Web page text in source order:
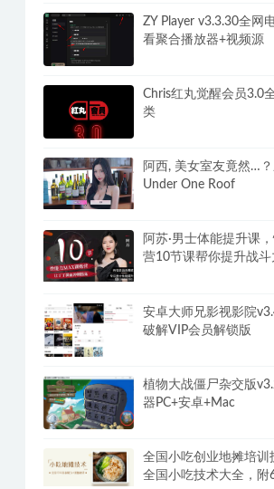
ZY Player v3.3.30全网
看聚合播放器+视频源
Chris红丸觉醒会员3.0
类
阿西, 美女室友竟然…
Under One Roof
阿苏·男士体能提升课
营10节课帮你提升战斗
安卓大师兄影视影院
破解VIP会员解锁版
植物大战僵尸杂交版
器PC+安卓+Mac
全国小吃创业地摊培训
全国小吃技术大全，附